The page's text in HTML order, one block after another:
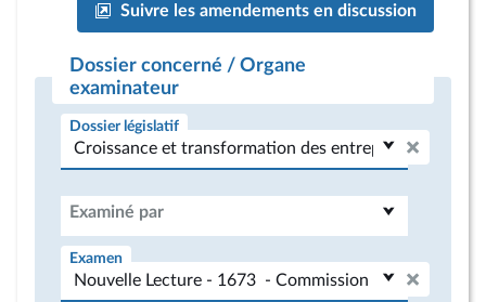
Suivre les amendements en discussion
Dossier concerné / Organe
examinateur
Dossier législatif
Examiné par
Examen